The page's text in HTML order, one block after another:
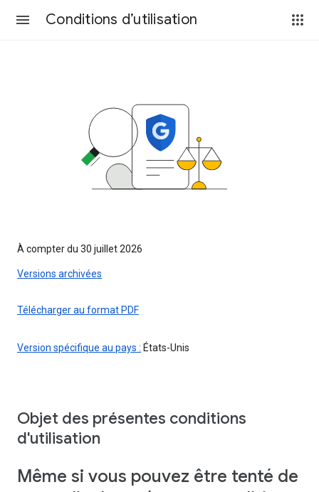
Conditions d’utilisation
À compter du 30 juillet 2026
Versions archivées
Télécharger au format PDF
Version spécifique au pays : États-Unis
Objet des présentes conditions
d'utilisation
Même si vous pouvez être tenté de